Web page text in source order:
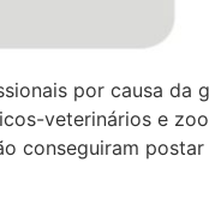
por causa da
veterinários e
conseguiram